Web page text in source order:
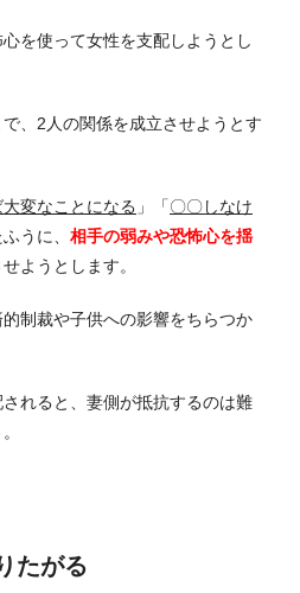
を使って女性を支配しようとし
、2人の関係を成立させようとす
変なことになる 」「〇〇しなけ
うに、 相手の弱みや恐怖心を揺
ようとします。
制裁や子供への影響をちらつか
れると、妻側が抵抗するのは難
たがる